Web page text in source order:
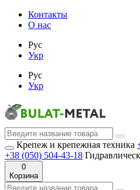
Контакты
О нас
Рус
Укр
Рус
Укр
Крепеж и крепежная техника
+38 (050) 504-43-18
0
Корзина